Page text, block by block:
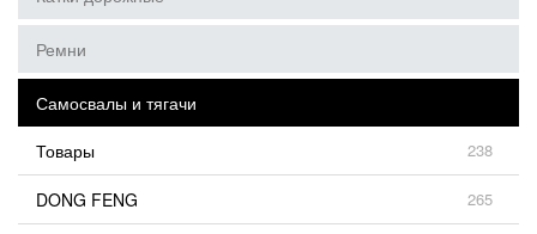
Ремни
Самосвалы и тягачи
Товары
238
DONG FENG 265